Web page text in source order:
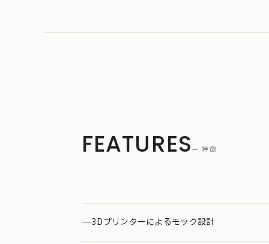
FEATURES— 特徴
3Dプリンターによるモック設計